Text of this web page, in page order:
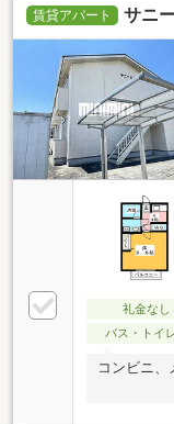
賃貸アパート サニ
礼金なし
バス・トイ
コンビニ、